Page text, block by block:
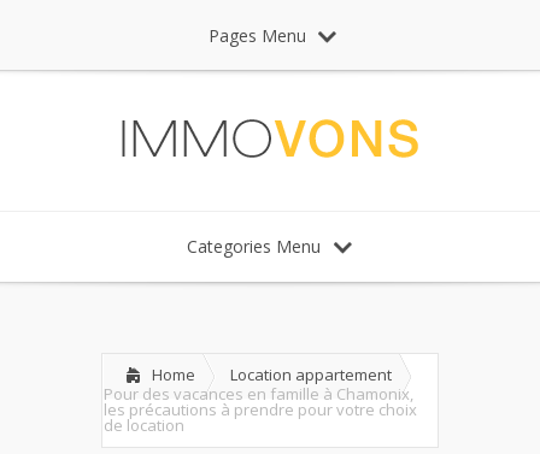
Pages Menu
Categories Menu
Home
Location appartement
Pour des vacances en famille à Chamonix,
les précautions à prendre pour votre choix
de location